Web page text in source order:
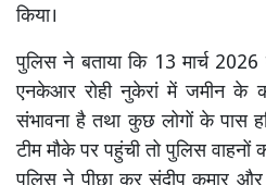
किया।
पुलिस ने बताया कि 13 मार्च
एनकेआर रोही नुकेरां में जमीन के
संभावना है तथा कुछ लोगों के पास
टीम मौके पर पहुंची तो पुलिस